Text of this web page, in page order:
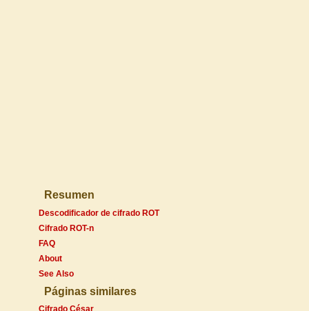
Resumen
Descodificador de cifrado ROT
Cifrado ROT-n
FAQ
About
See Also
Páginas similares
Cifrado César